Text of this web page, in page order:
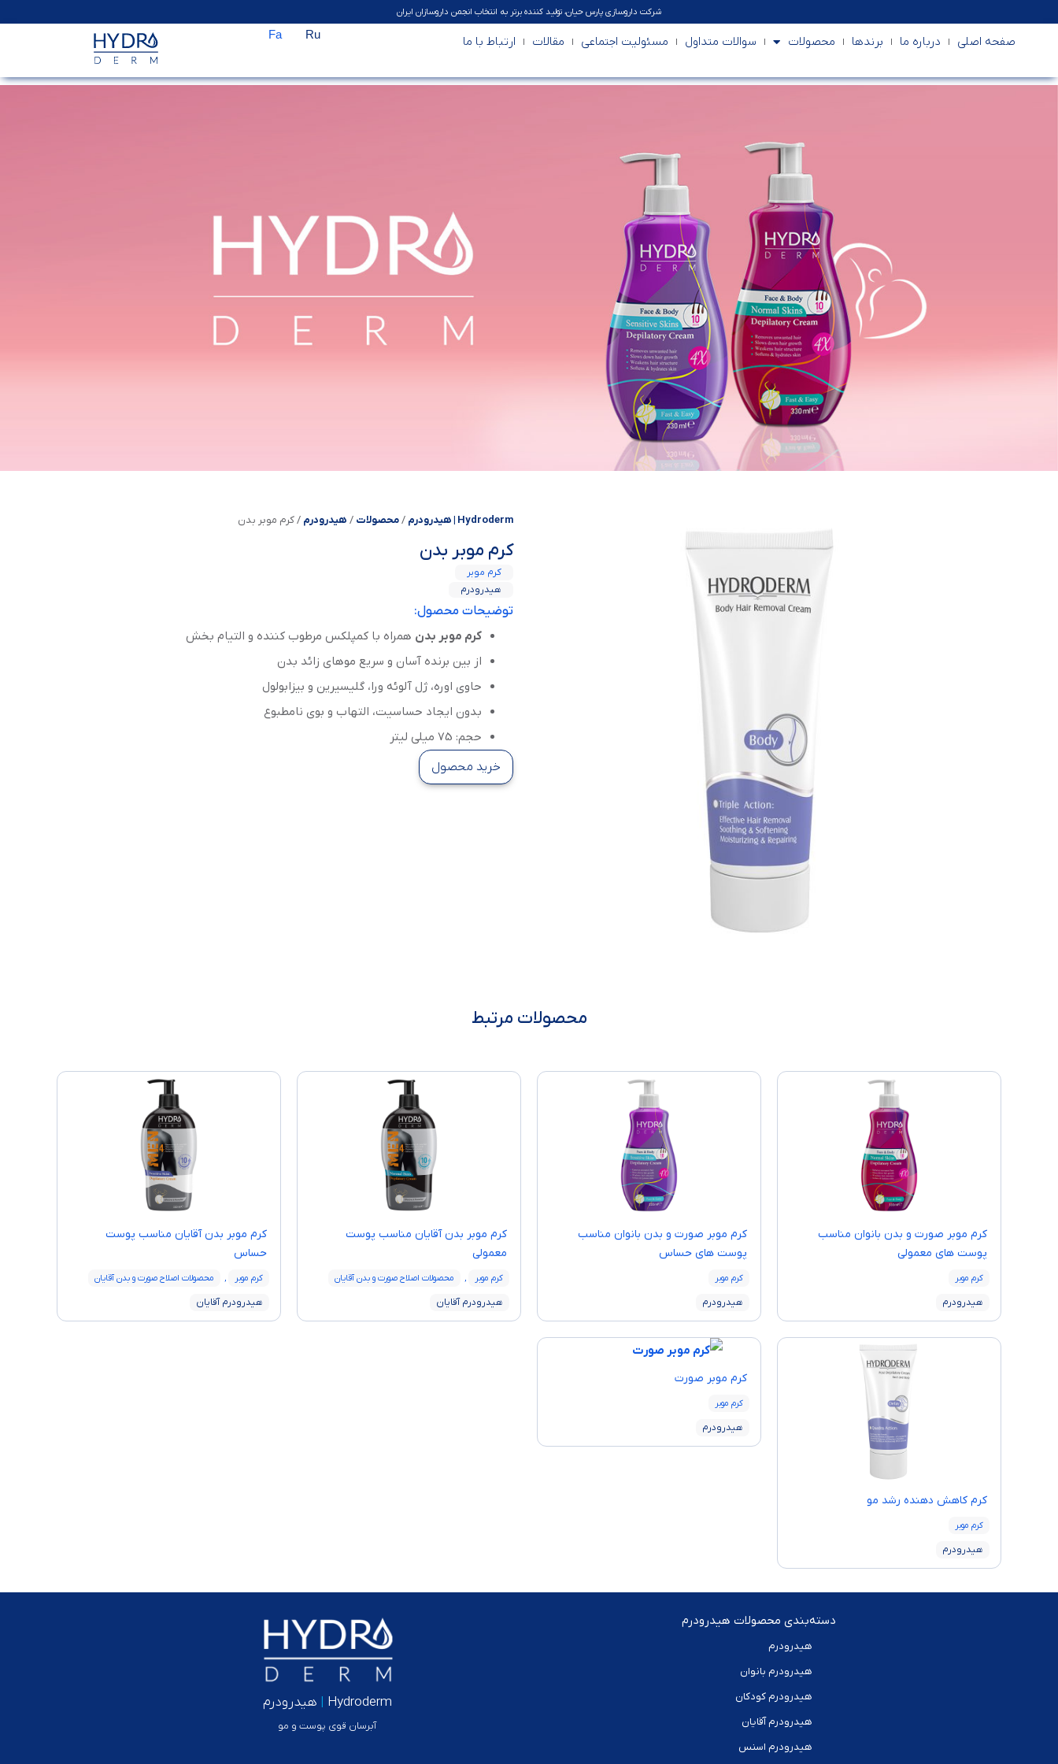
شرکت داروسازی پارس حیان، تولید کننده برتر به انتخاب انجمن داروسازان ایران
صفحه اصلی درباره ما برندها محصولات سوالات متداول مسئولیت اجتماعی مقالات ارتباط با ما Fa Ru
Hydroderm | هیدرودرم /محصولات / هیدرودرم /كرم موبر بدن
كرم موبر بدن
کرم موبر
هیدرودرم
توضیحات محصول:
کرم موبر بدن همراه با کمپلکس مرطوب کننده و التیام بخش
از بین برنده آسان و سریع موهای زائد بدن
حاوی اوره، ژل آلوئه ورا، گلیسیرین و بیزابولول
بدون ایجاد حساسیت، التهاب و بوی نامطبوع
حجم: 75 میلی لیتر
خرید محصول
محصولات مرتبط
کرم موبر صورت و بدن بانوان مناسب
پوست های معمولی
کرم موبر
هیدرودرم
کرم موبر صورت و بدن بانوان مناسب
پوست های حساس
کرم موبر
هیدرودرم
کرم موبر بدن آقایان مناسب پوست
معمولی
کرم موبر , محصولات اصلاح صورت و بدن آقایان
هیدرودرم آقایان
کرم موبر بدن آقایان مناسب پوست
حساس
کرم موبر , محصولات اصلاح صورت و بدن آقایان
هیدرودرم آقایان
كرم كاهش دهنده رشد مو
کرم موبر
هیدرودرم
كرم موبر صورت
کرم موبر
هیدرودرم
دسته‌بندی محصولات هیدرودرم
هیدرودرم
هیدرودرم بانوان
هیدرودرم کودکان
هیدرودرم آقایان
هیدرودرم اسنس
Hydroderm
| هیدرودرم
آبرسان قوی پوست و مو